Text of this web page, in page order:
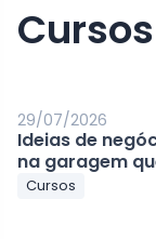
Cursos
29/07/2026
Ideias de
na garagem
Cursos